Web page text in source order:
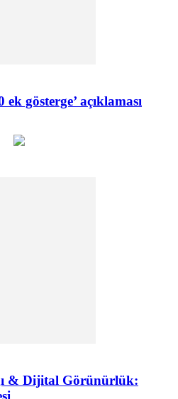
gösterge’ açıklaması
& Dijital Görünürlük: